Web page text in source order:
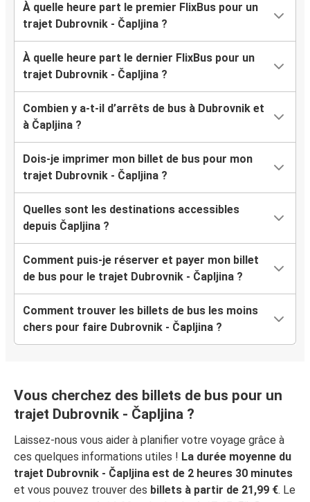
À quelle heure part le premier FlixBus pour un
trajet Dubrovnik - Čapljina ?
À quelle heure part le dernier FlixBus pour un
trajet Dubrovnik - Čapljina ?
Combien y a-t-il d’arrêts de bus à Dubrovnik et
à Čapljina ?
Dois-je imprimer mon billet de bus pour mon
trajet Dubrovnik - Čapljina ?
Quelles sont les destinations accessibles
depuis Čapljina ?
Comment puis-je réserver et payer mon billet
de bus pour le trajet Dubrovnik - Čapljina ?
Comment trouver les billets de bus les moins
chers pour faire Dubrovnik - Čapljina ?
Vous cherchez des billets de bus pour un
trajet Dubrovnik - Čapljina ?
Laissez-nous vous aider à planifier votre voyage grâce à
ces quelques informations utiles ! La durée moyenne du
trajet Dubrovnik - Čapljina est de 2 heures 30 minutes
et vous pouvez trouver des billets à partir de 21,99 €. Le